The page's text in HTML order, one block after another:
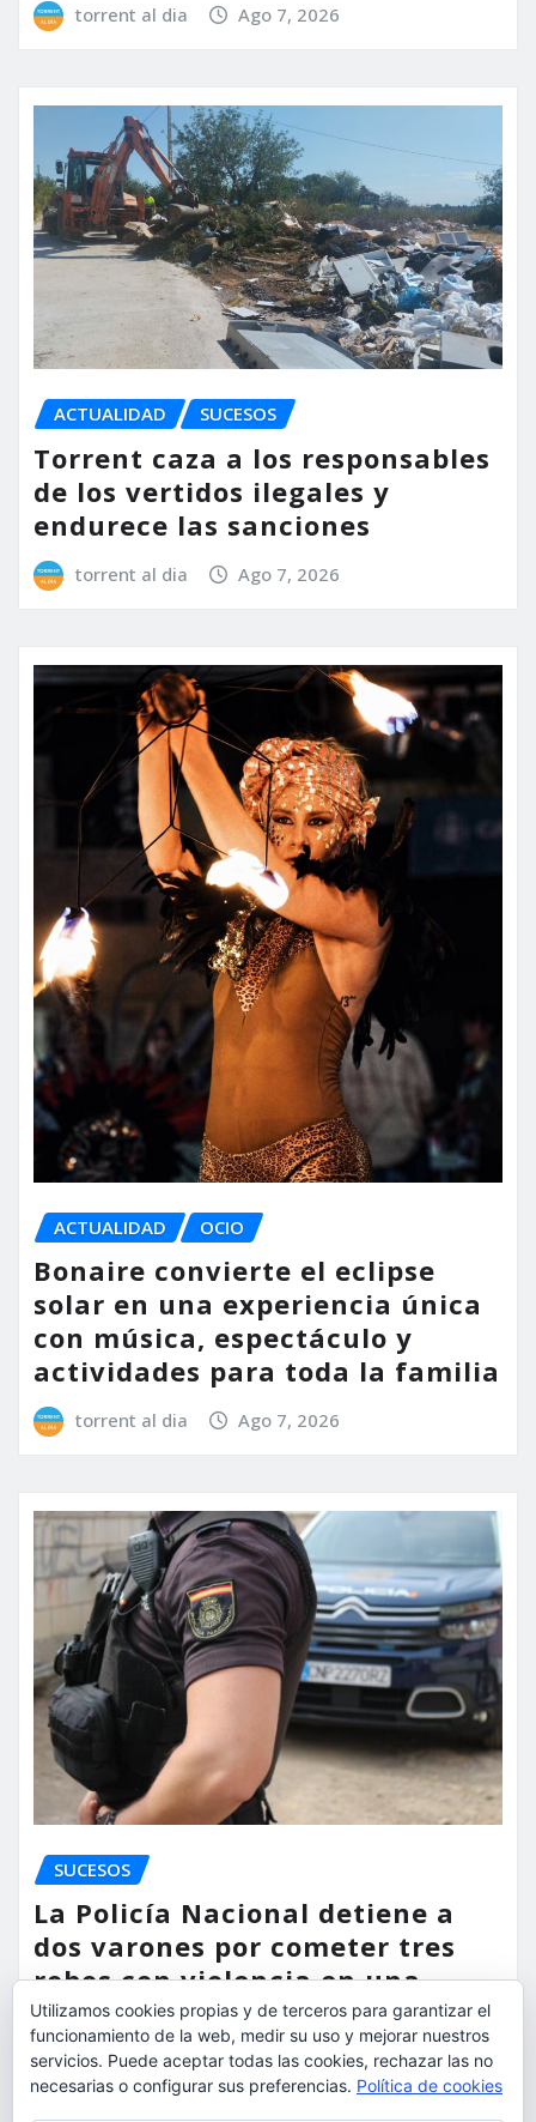
torrent al dia Ago 7, 2026
ACTUALIDAD SUCESOS
Torrent caza a los responsables
de los vertidos ilegales y
endurece las sanciones
torrent al dia Ago 7, 2026
ACTUALIDAD OCIO
Bonaire convierte el eclipse
solar en una experiencia única
con música, espectáculo y
actividades para toda la familia
torrent al dia Ago 7, 2026
SUCESOS
La Policía Nacional detiene a
dos varones por cometer tres
robos con violencia en una
misma mañana
torrent al dia Ago 7, 2026
Utilizamos cookies propias y de terceros para garantizar el
funcionamiento de la web, medir su uso y mejorar nuestros
servicios. Puede aceptar todas las cookies, rechazar las no
necesarias o configurar sus preferencias. Política de cookies